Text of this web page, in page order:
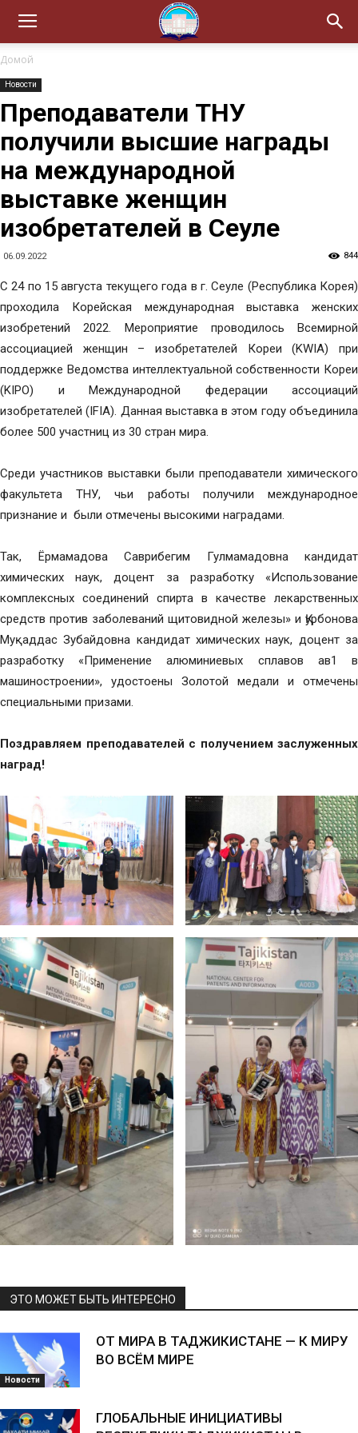
Домой
Новости
Преподаватели ТНУ
получили высшие награды
на международной
выставке женщин
изобретателей в Сеуле
06.09.2022 844
С 24 по 15 августа текущего года в г. Сеуле (Республика Корея)
проходила Корейская международная выставка женских
изобретений 2022. Мероприятие проводилось Всемирной
ассоциацией женщин – изобретателей Кореи (KWIA) при
поддержке Ведомства интеллектуальной собственности Кореи
(KIPO) и Международной федерации ассоциаций
изобретателей (IFIA). Данная выставка в этом году объединила
более 500 участниц из 30 стран мира.
Среди участников выставки были преподаватели химического
факультета ТНУ, чьи работы получили международное
признание и были отмечены высокими наградами.
Так, Ёрмамадова Саврибегим Гулмамадовна кандидат
химических наук, доцент за разработку «Использование
комплексных соединений спирта в качестве лекарственных
средств против заболеваний щитовидной железы» и Қурбонова
Муқаддас Зубайдовна кандидат химических наук, доцент за
разработку «Применение алюминиевых сплавов ав1 в
машиностроении», удостоены Золотой медали и отмечены
специальными призами.
Поздравляем преподавателей с получением заслуженных
наград!
ЭТО МОЖЕТ БЫТЬ ИНТЕРЕСНО
Новости
ОТ МИРА В ТАДЖИКИСТАНЕ — К МИРУ
ВО ВСЁМ МИРЕ
ГЛОБАЛЬНЫЕ ИНИЦИАТИВЫ